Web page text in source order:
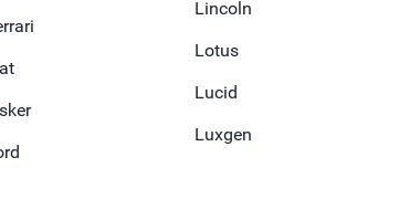
Lincoln
Lotus
Lucid
Luxgen